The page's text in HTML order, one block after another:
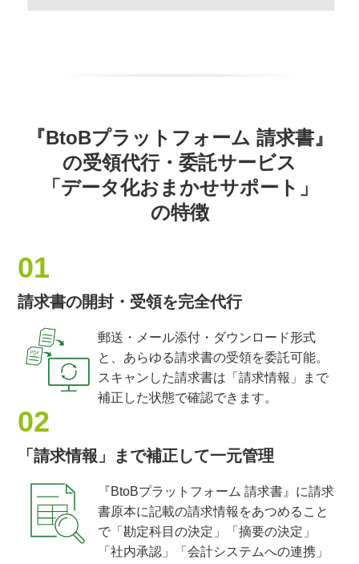
『BtoBプラットフォーム 請求書』
の受領代行・ 委託サービス
「データ化おまかせサポート」
の特徴
01
請求書の開封・ 受領を完全代行
郵送・メール添付・ダウンロード形式
と、あらゆる請求書の受領を委託可能。
スキャンした請求書は「請求情報」まで
補正した状態で確認できます。
02
「請求情報」 まで補正して一元管理
『BtoBプラットフォーム 請求書』に請求
書原本に記載の請求情報をあつめること
で「勘定科目の決定」「摘要の決定」
「社内承認」「会計システムへの連携」